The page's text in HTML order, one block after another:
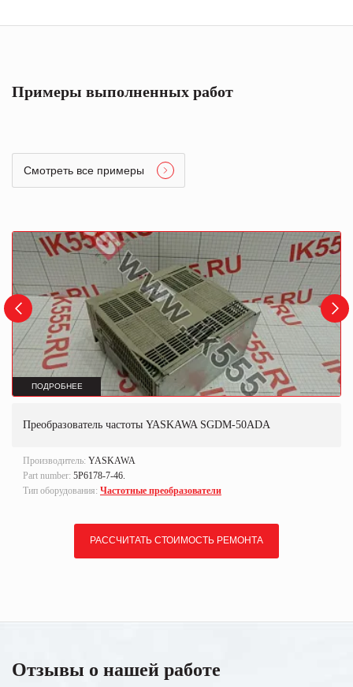
Примеры выполненных работ
Смотреть все примеры
ПОДРОБНЕЕ
Преобразователь частоты YASKAWA SGDM-50ADA
Производитель: YASKAWA
Part number: 5P6178-7-46.
Тип оборудования: Частотные преобразователи
РАССЧИТАТЬ СТОИМОСТЬ РЕМОНТА
Отзывы о нашей работе